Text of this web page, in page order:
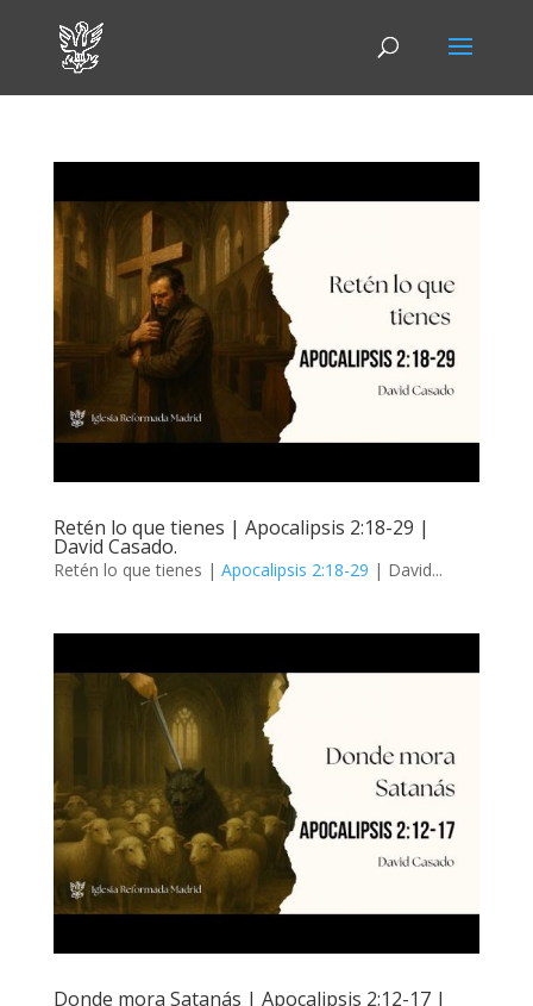
Retén lo que tienes | Apocalipsis 2:18-29 |
David Casado.
Retén lo que tienes | Apocalipsis 2:18-29 | David...
Donde mora Satanás | Apocalipsis 2:12-17 |